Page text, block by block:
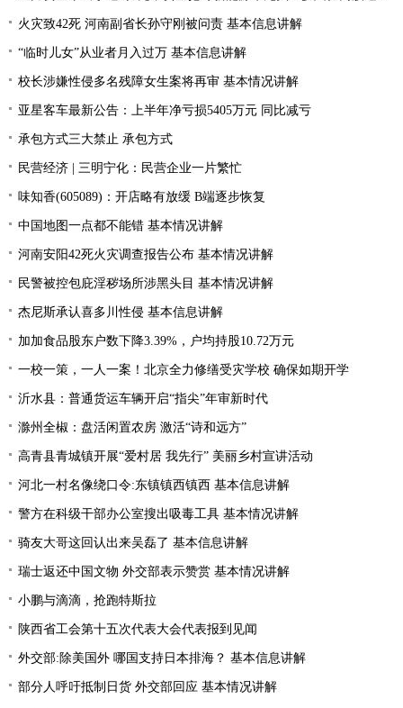
火灾致42死 河南副省长孙守刚被问责 基本信息讲解
“临时儿女”从业者月入过万 基本信息讲解
校长涉嫌性侵多名残障女生案将再审 基本情况讲解
亚星客车最新公告：上半年净亏损5405万元 同比减亏
承包方式三大禁止 承包方式
民营经济 | 三明宁化：民营企业一片繁忙
味知香(605089)：开店略有放缓 B端逐步恢复
中国地图一点都不能错 基本情况讲解
河南安阳42死火灾调查报告公布 基本情况讲解
民警被控包庇淫秽场所涉黑头目 基本情况讲解
杰尼斯承认喜多川性侵 基本信息讲解
加加食品股东户数下降3.39%，户均持股10.72万元
一校一策，一人一案！北京全力修缮受灾学校 确保如期开学
沂水县：普通货运车辆开启“指尖”年审新时代
滁州全椒：盘活闲置农房 激活“诗和远方”
高青县青城镇开展“爱村居 我先行” 美丽乡村宣讲活动
河北一村名像绕口令:东镇镇西镇西 基本信息讲解
警方在科级干部办公室搜出吸毒工具 基本情况讲解
骑友大哥这回认出来吴磊了 基本信息讲解
瑞士返还中国文物 外交部表示赞赏 基本情况讲解
小鹏与滴滴，抢跑特斯拉
陕西省工会第十五次代表大会代表报到见闻
外交部:除美国外 哪国支持日本排海？ 基本信息讲解
部分人呼吁抵制日货 外交部回应 基本情况讲解